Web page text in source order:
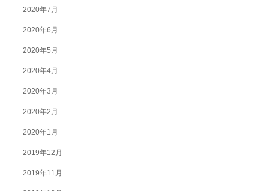
2020年7月
2020年6月
2020年5月
2020年4月
2020年3月
2020年2月
2020年1月
2019年12月
2019年11月